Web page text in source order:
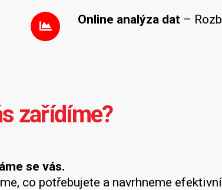
Online analýza dat –
zařídíme?
se vás.
co potřebujete a navrhneme